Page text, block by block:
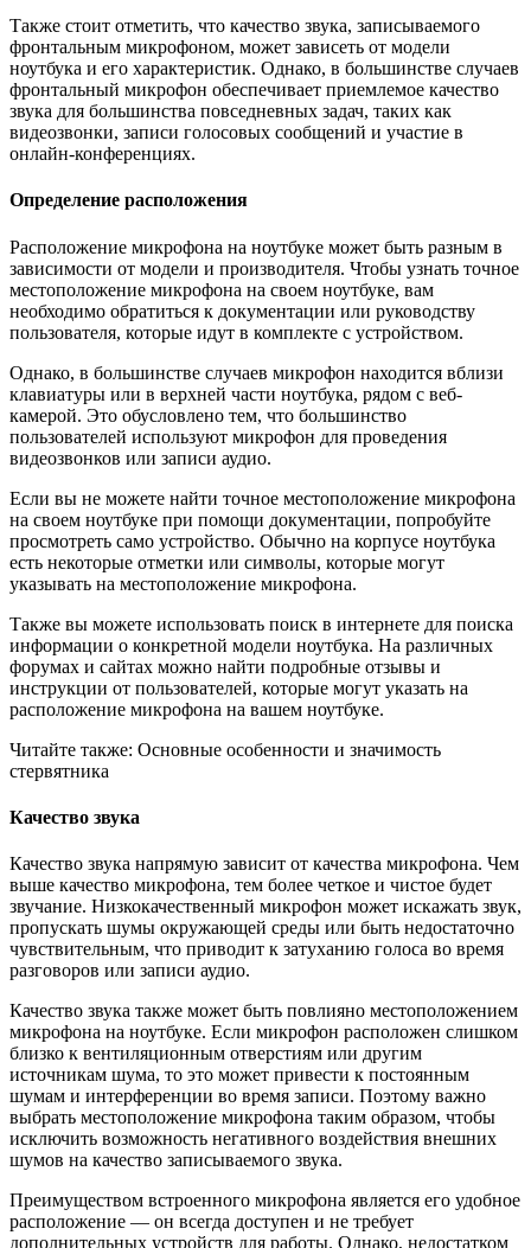
Также стоит отметить, что качество звука, записываемого
фронтальным микрофоном, может зависеть от модели
ноутбука и его характеристик. Однако, в большинстве случаев
фронтальный микрофон обеспечивает приемлемое качество
звука для большинства повседневных задач, таких как
видеозвонки, записи голосовых сообщений и участие в
онлайн-конференциях.
Определение расположения
Расположение микрофона на ноутбуке может быть разным в
зависимости от модели и производителя. Чтобы узнать точное
местоположение микрофона на своем ноутбуке, вам
необходимо обратиться к документации или руководству
пользователя, которые идут в комплекте с устройством.
Однако, в большинстве случаев микрофон находится вблизи
клавиатуры или в верхней части ноутбука, рядом с веб-
камерой. Это обусловлено тем, что большинство
пользователей используют микрофон для проведения
видеозвонков или записи аудио.
Если вы не можете найти точное местоположение микрофона
на своем ноутбуке при помощи документации, попробуйте
просмотреть само устройство. Обычно на корпусе ноутбука
есть некоторые отметки или символы, которые могут
указывать на местоположение микрофона.
Также вы можете использовать поиск в интернете для поиска
информации о конкретной модели ноутбука. На различных
форумах и сайтах можно найти подробные отзывы и
инструкции от пользователей, которые могут указать на
расположение микрофона на вашем ноутбуке.
Читайте также: Основные особенности и значимость
стервятника
Качество звука
Качество звука напрямую зависит от качества микрофона. Чем
выше качество микрофона, тем более четкое и чистое будет
звучание. Низкокачественный микрофон может искажать звук,
пропускать шумы окружающей среды или быть недостаточно
чувствительным, что приводит к затуханию голоса во время
разговоров или записи аудио.
Качество звука также может быть повлияно местоположением
микрофона на ноутбуке. Если микрофон расположен слишком
близко к вентиляционным отверстиям или другим
источникам шума, то это может привести к постоянным
шумам и интерференции во время записи. Поэтому важно
выбрать местоположение микрофона таким образом, чтобы
исключить возможность негативного воздействия внешних
шумов на качество записываемого звука.
Преимуществом встроенного микрофона является его удобное
расположение — он всегда доступен и не требует
дополнительных устройств для работы. Однако, недостатком